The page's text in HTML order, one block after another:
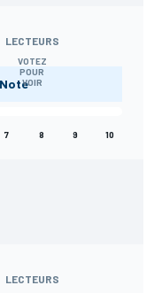
LECTEURS
VOTEZ
POUR
VOIR
7 8 9 10
LECTEURS